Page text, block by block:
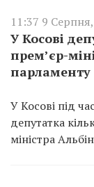
11:37 9
У Косові
прем’єр-
парламенту
У Косові під
депутатка
міністра